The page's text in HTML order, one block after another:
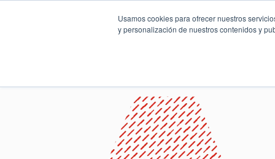
Usamos cookies para ofrecer nuestros
y personalización de nuestros contenidos y